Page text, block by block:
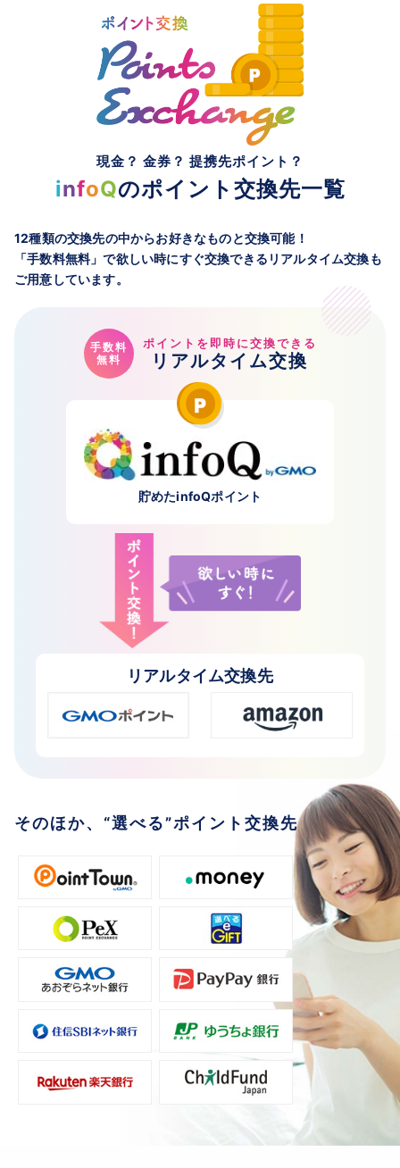
現金？ 金券？ 提携先ポイント？
infoQのポイント交換先一覧
12種類の交換先の中からお好きなものと交換可能！
「手数料無料」で欲しい時にすぐ交換できるリアルタイム交換も
ご用意しています。
手数料
無料
ポイントを即時に交換できる
リアルタイム交換
貯めたinfoQポイント
リアルタイム交換先
そのほか、“選べる”ポイント交換先